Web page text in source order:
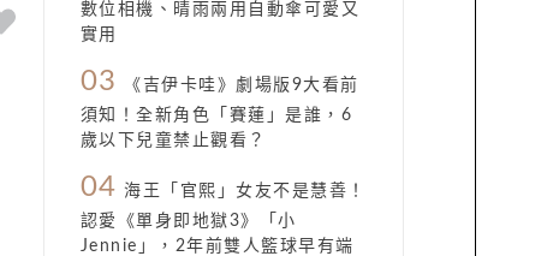
數位相機、晴雨兩用自動傘可愛又
實用
03
《吉伊卡哇》劇場版9大看前
須知！全新角色「賽蓮」是誰，6
歲以下兒童禁止觀看？
04 海王「官熙」女友不是慧善！
認愛《單身即地獄3》「小
Jennie」，2年前雙人籃球早有端